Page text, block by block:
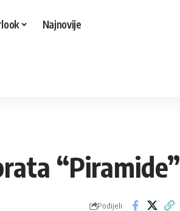
Najnovije
“Piramide”
Podijeli